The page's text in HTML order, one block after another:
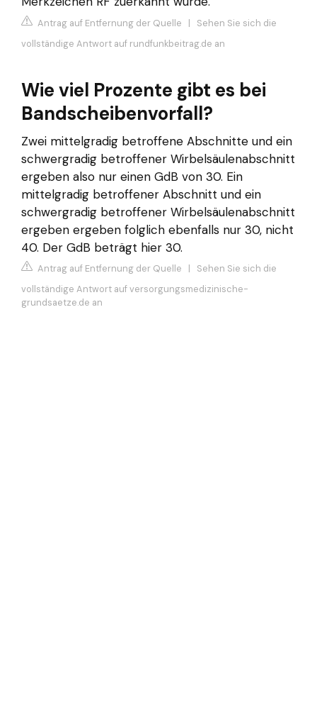
Antrag auf Entfernung der Quelle | Sehen Sie sich die
vollständige Antwort auf rundfunkbeitrag.de an
Wie viel Prozente gibt es bei
Bandscheibenvorfall?
Zwei mittelgradig betroffene Abschnitte und ein
schwergradig betroffener Wirbelsäulenabschnitt
ergeben also nur einen GdB von 30. Ein
mittelgradig betroffener Abschnitt und ein
schwergradig betroffener Wirbelsäulenabschnitt
ergeben ergeben folglich ebenfalls nur 30, nicht
40. Der GdB beträgt hier 30.
Antrag auf Entfernung der Quelle | Sehen Sie sich die
vollständige Antwort auf versorgungsmedizinische-
grundsaetze.de an